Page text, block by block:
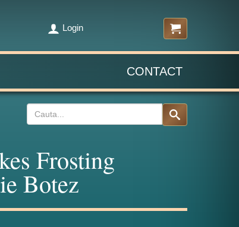
Login
CONTACT
Frosting
Botez